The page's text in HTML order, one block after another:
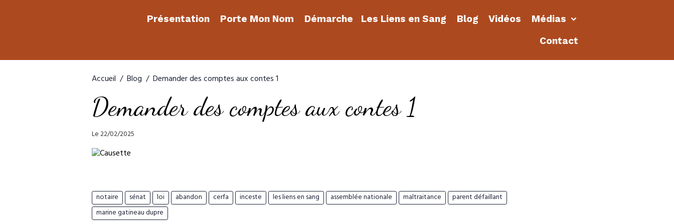
Présentation Porte Mon Nom Démarche Les Liens en Sang Blog Vidéos
Médias
Contact
Accueil Blog Demander des comptes aux contes 1
Demander des comptes aux contes 1
Le 22/02/2025
notaire sénat loi abandon cerfa inceste les liens en sang assemblée nationale maltraitance
parent défaillant
marine gatineau dupre